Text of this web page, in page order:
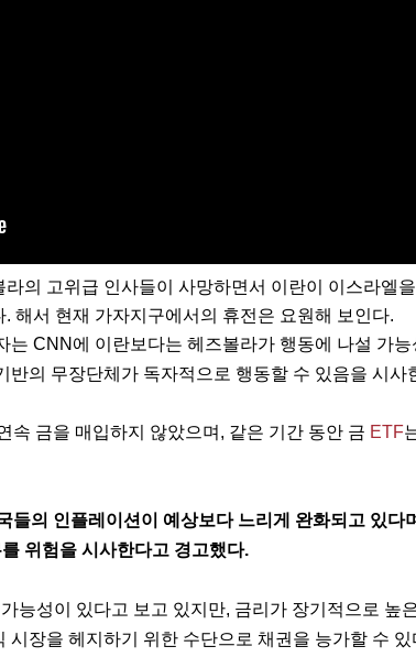
의 고위급 인사들이 사망하면서 이란이 이스라엘
해서 현재 가자지구에서의 휴전은 요원해 보인다.
CNN에 이란보다는 헤즈볼라가 행동에 나설 가능
반의 무장단체가 독자적으로 행동할 수 있음을 시사
속 금을 매입하지 않았으며, 같은 기간 동안 금 ETF
들의 인플레이션이 예상보다 느리게 완화되고 있다
위험을 시사한다고 경고했다.
능성이 있다고 보고 있지만, 금리가 장기적으로 높
시장을 헤지하기 위한 수단으로 채권을 능가할 수 있